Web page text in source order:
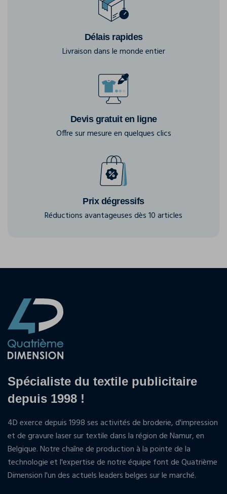
Délais rapides
Livraison dans le monde entier
Devis gratuit en ligne
Offre sur mesure en quelques clics
Prix dégressifs
Réductions avantageuses dès 10 articles
Spécialiste du textile publicitaire
depuis 1998 !
4D exerce depuis 1998 ses activités de broderie, d'impression
et de gravure laser sur textile dans la région de Namur, en
Belgique. Notre chaîne de production à la pointe de la
technologie et l'expertise de notre équipe font de Quatrième
Dimension l'un des actuels leaders belges sur le marché.